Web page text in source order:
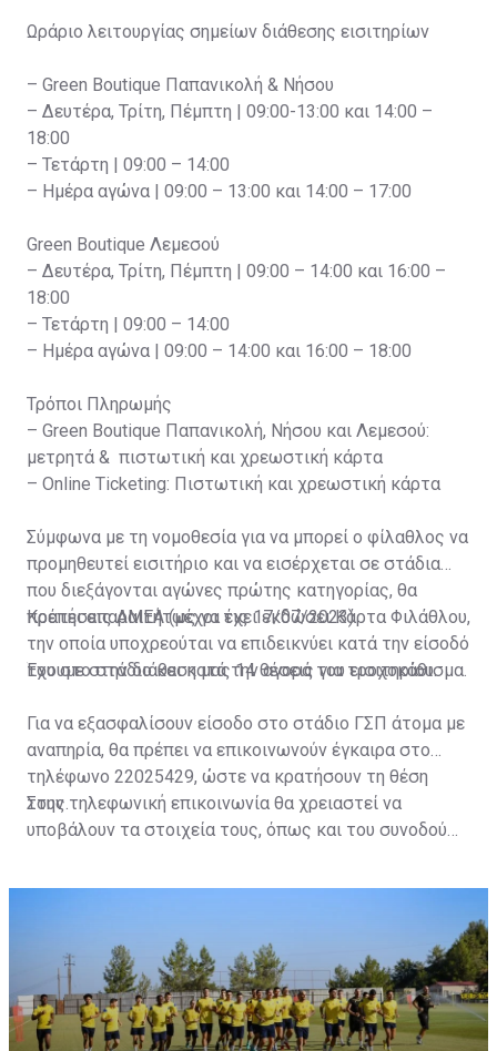
Ωράριο λειτουργίας σημείων διάθεσης εισιτηρίων
– Green Boutique Παπανικολή & Νήσου
– Δευτέρα, Τρίτη, Πέμπτη | 09:00-13:00 και 14:00 –
18:00
– Τετάρτη | 09:00 – 14:00
– Ημέρα αγώνα | 09:00 – 13:00 και 14:00 – 17:00
Green Boutique Λεμεσού
– Δευτέρα, Τρίτη, Πέμπτη | 09:00 – 14:00 και 16:00 –
18:00
– Τετάρτη | 09:00 – 14:00
– Ημέρα αγώνα | 09:00 – 14:00 και 16:00 – 18:00
Τρόποι Πληρωμής
– Green Boutique Παπανικολή, Νήσου και Λεμεσού:
μετρητά & πιστωτική και χρεωστική κάρτα
– Online Ticketing: Πιστωτική και χρεωστική κάρτα
Σύμφωνα με τη νομοθεσία για να μπορεί ο φίλαθλος να
προμηθευτεί εισιτήριο και να εισέρχεται σε στάδια
που διεξάγονται αγώνες πρώτης κατηγορίας, θα
πρέπει απαραιτήτως να έχει εκδώσει Κάρτα Φιλάθλου,
την οποία υποχρεούται να επιδεικνύει κατά την είσοδό
του στο στάδιο και κατά την αγορά του εισιτηρίου.
Κρατήσεις ΑΜΕΑ (μέχρι τις 17/07/2023)
Έχουμε στην διάθεση μας 14 θέσεις για τροχοκάθισμα.
Για να εξασφαλίσουν είσοδο στο στάδιο ΓΣΠ άτομα με
αναπηρία, θα πρέπει να επικοινωνούν έγκαιρα στο
τηλέφωνο 22025429, ώστε να κρατήσουν τη θέση
τους.
Στην τηλεφωνική επικοινωνία θα χρειαστεί να
υποβάλουν τα στοιχεία τους, όπως και του συνοδού
ονοματεπώνυμο, αριθμός πινακίδας αυτοκινήτου,